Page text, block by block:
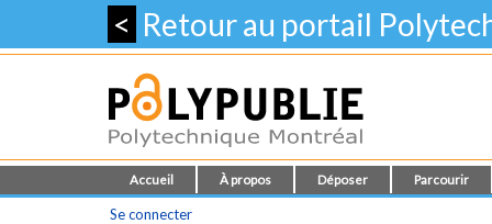
< Retour au portail
Accueil À propos Déposer Parcourir
Se connecter